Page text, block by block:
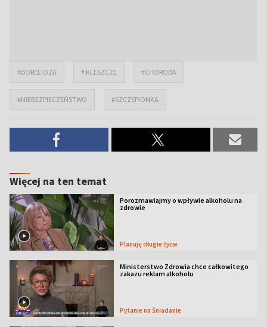
#BORELIOZA # KLESZCZE #CHOROBA
#NIEBEZPIECZEŃSTWO #SZCZEPIONKA
Więcej na ten temat
Porozmawiajmy o wpływie alkoholu na
zdrowie
Planuję długie życie
Ministerstwo Zdrowia chce całkowitego
zakazu reklam alkoholu
Pytanie na Śniadanie